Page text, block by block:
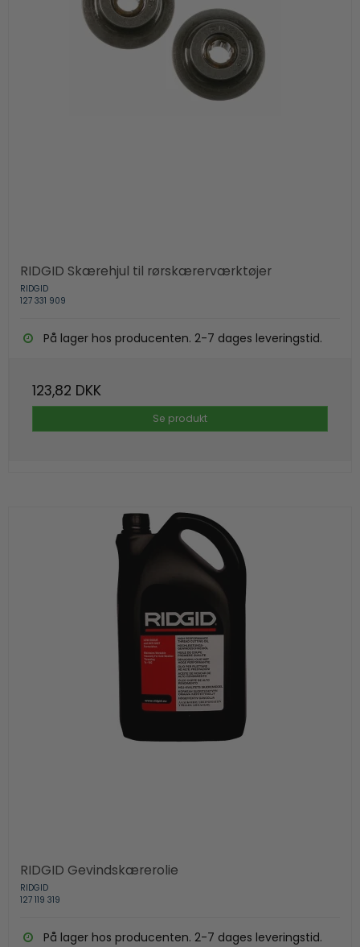
RIDGID Skærehjul til rørskærerværktøjer
RIDGID
127 331 909
På lager hos producenten. 2-7 dages leveringstid.
123,82 DKK
Se produkt
RIDGID Gevindskærerolie
RIDGID
127 119 319
På lager hos producenten. 2-7 dages leveringstid.